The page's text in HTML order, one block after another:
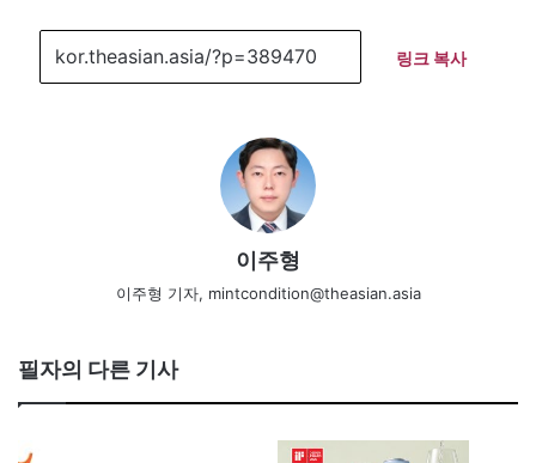
링크 복사
이주형
이주형 기자, mintcondition@theasian.asia
필자의 다른 기사